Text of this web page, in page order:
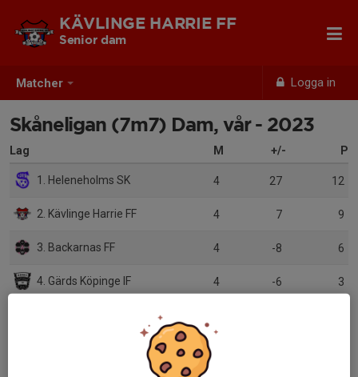
Matcher Logga in
KÄVLINGE HARRIE FF
Senior dam
Skåneligan (7m7) Dam, vår - 2023
Lag M +/- P
1. Heleneholms SK 4 27 12
2. Kävlinge Harrie FF 4 7 9
3. Backarnas FF 4 -8 6
4. Gärds Köpinge IF 4 -6 3